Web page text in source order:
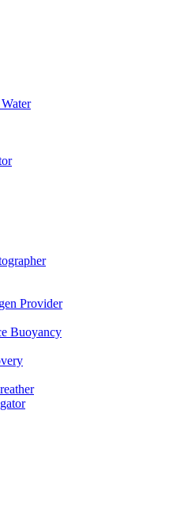
Provider
Buoyancy